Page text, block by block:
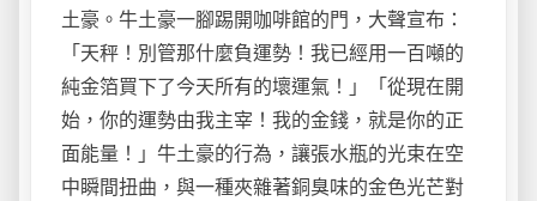
土豪。牛土豪一腳踢開咖啡館的門，大聲宣布：
「天秤！別管那什麼負運勢！我已經用一百噸的
純金箔買下了今天所有的壞運氣！」「從現在開
始，你的運勢由我主宰！我的金錢，就是你的正
面能量！」牛土豪的行為，讓張水瓶的光束在空
中瞬間扭曲，與一種夾雜著銅臭味的金色光芒對